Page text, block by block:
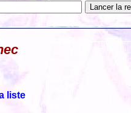
liste